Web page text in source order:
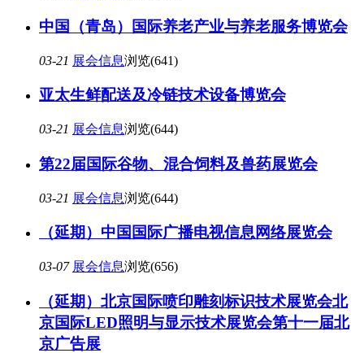
中国（青岛）国际养老产业与养老服务博览会
03-21 展会信息浏览(641)
亚太生鲜配送及冷链技术设备博览会
03-21 展会信息浏览(644)
第22届国际谷物、混合饲料及兽药展览会
03-21 展会信息浏览(644)
（延期）中国国际广播电视信息网络展览会
03-07 展会信息浏览(656)
（延期）北京国际喷印雕刻标识技术展览会北
京国际LED照明与显示技术展览会第十一届北
京广告展